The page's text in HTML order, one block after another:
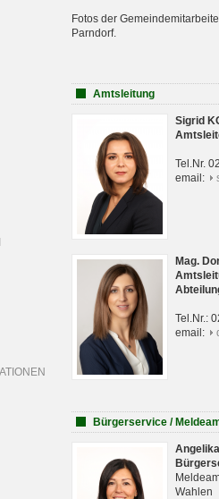
Fotos der
Parndorf.
Amtsleitung
Sigrid
Tel.Nr.
email:
Mag.
Tel.Nr.:
email:
Bürgerservice /
Wahlen